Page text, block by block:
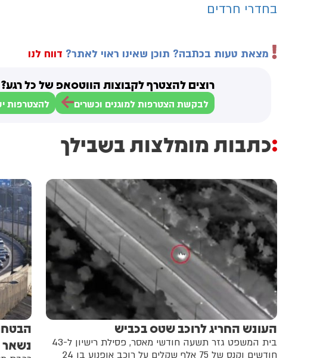
בחדרי חרדים
מצאת טעות בכתבה? תוכן שאינו ראוי לאתר? דווח לנו
רוצים להצטרף לקבוצות הווטסאפ של כל רגע?
לבקשת הצטרפות למוגנים וכשרים להצטרפות
כתבות מומלצות בשבילך
העונש החריג לרוכב שטס בכביש
בית המשפט גזר תשעה חודשי מאסר, פסילת רישיון ל-43
חודשים וקנס של 75 אלף שקלים על רוכב אופנוע בן 24
נשאר